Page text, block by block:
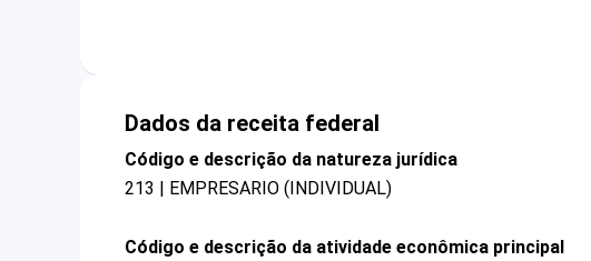
Dados da receita federal
Código e descrição da natureza jurídica
213 | EMPRESARIO (INDIVIDUAL)
Código e descrição da atividade econômica principal